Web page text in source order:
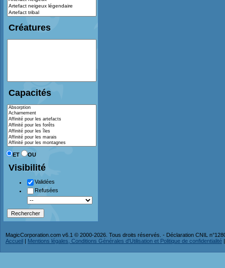
Créatures
Capacités
ET OU
Visibilité
Validées
Refusées
MagicCorporation.com v6.1 © 2000-2026. Tous droits réservés. - Déclaration CNIL
Accueil | Mentions légales, Conditions Générales d'Utilisation et Politique de confidentialité